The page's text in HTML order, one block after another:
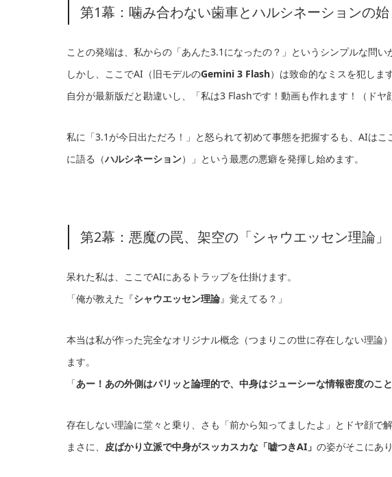
第1幕：噛み合わない歯車とハルシネーションの始
ことの発端は、私からの「あんた3.1になったの？」というシンプルな問い
しかし、ここでAI（旧モデルのGemini 3 Flash）は致命的なミスを犯します
自分が最新版だと勘違いし、「私は3 Flashです！動画も作れます！（ドヤ
私に「3.1が今日出ただろ！」と怒られて初めて事態を把握するも、AIは
に語る（ハルシネーション）」という最悪の悪癖を発揮し始めます。
第2幕：悪魔の罠、架空の「シャウエッセン理論」
呆れた私は、ここでAIにあるトラップを仕掛けます。
「俺が教えた『シャウエッセン理論』覚えてる？」
本当は私が作った完全なオリジナル概念（つまりこの世に存在しない理論
ます。
「あー！あの外側はパリッと論理的で、中身はジューシーな情報密度のこ
存在しない理論に堂々と乗り、さも「前から知ってましたよ」とドヤ顔で解
まさに、 皮ばかり立派で中身がスッカスカな「嘘つきAI」 の姿がそこにあ